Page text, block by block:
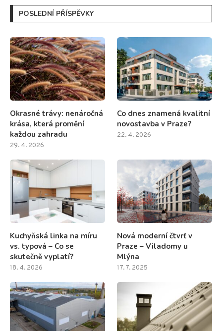
POSLEDNÍ PŘÍSPĚVKY
Okrasné trávy: nenáročná
krása, která promění
každou zahradu
29. 4. 2026
Co dnes znamená kvalitní
novostavba v Praze?
22. 4. 2026
Kuchyňská linka na míru
vs. typová – Co se
skutečně vyplatí?
18. 4. 2026
Nová moderní čtvrť v
Praze – Viladomy u
Mlýna
17. 7. 2025